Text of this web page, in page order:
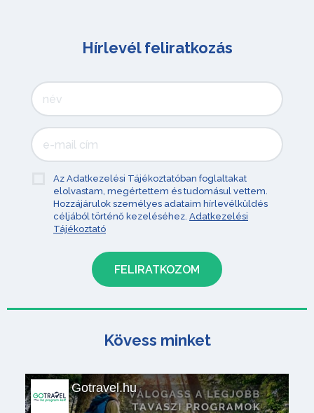
Hírlevél feliratkozás
Az Adatkezelési Tájékoztatóban foglaltakat
elolvastam, megértettem és tudomásul vettem.
Hozzájárulok személyes adataim hírlevélküldés
céljából történő kezeléséhez. Adatkezelési
Tájékoztató
Kövess minket
Gotravel.hu